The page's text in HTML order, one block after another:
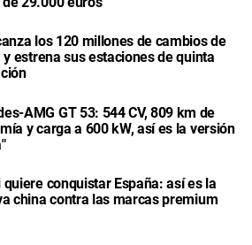
los 120 millones de cambios de
y estrena sus estaciones de quinta
AMG GT 53: 544 CV, 809 km de
y carga a 600 kW, así es la versión
quiere conquistar España: así es la
china contra las marcas premium